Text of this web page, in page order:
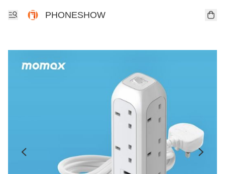
PHONESHOW